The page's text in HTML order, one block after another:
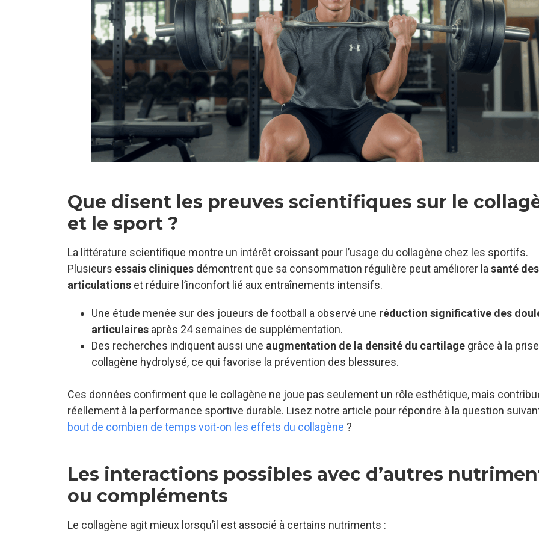
Que disent les preuves scientifiques sur le
et le sport ?
La littérature scientifique montre un intérêt croissant pour l’usage du collagène chez les sportifs.
Plusieurs essais cliniques démontrent que sa consommation régulière peut améliorer la santé des
articulations et réduire l’inconfort lié aux entraînements intensifs.
Une étude menée sur des joueurs de football a observé une réduction significative des
articulaires après 24 semaines de supplémentation.
Des recherches indiquent aussi une augmentation de la densité du cartilage grâce à la
collagène hydrolysé, ce qui favorise la prévention des blessures.
Ces données confirment que le collagène ne joue pas seulement un rôle esthétique, mais
réellement à la performance sportive durable. Lisez notre article pour répondre à la question
bout de combien de temps voit-on les effets du collagène ?
Les interactions possibles avec d’autres
ou compléments
Le collagène agit mieux lorsqu’il est associé à certains nutriments :